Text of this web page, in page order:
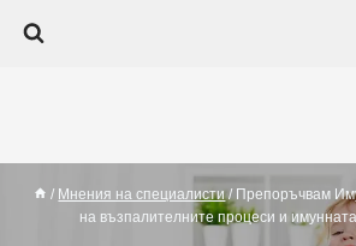
съдържанието
/ Мнения на специалисти / Препоръчвам
на възпалителните процеси и